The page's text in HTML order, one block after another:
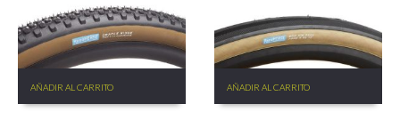
AÑADIR AL CARRITO AÑADIR AL CARRITO